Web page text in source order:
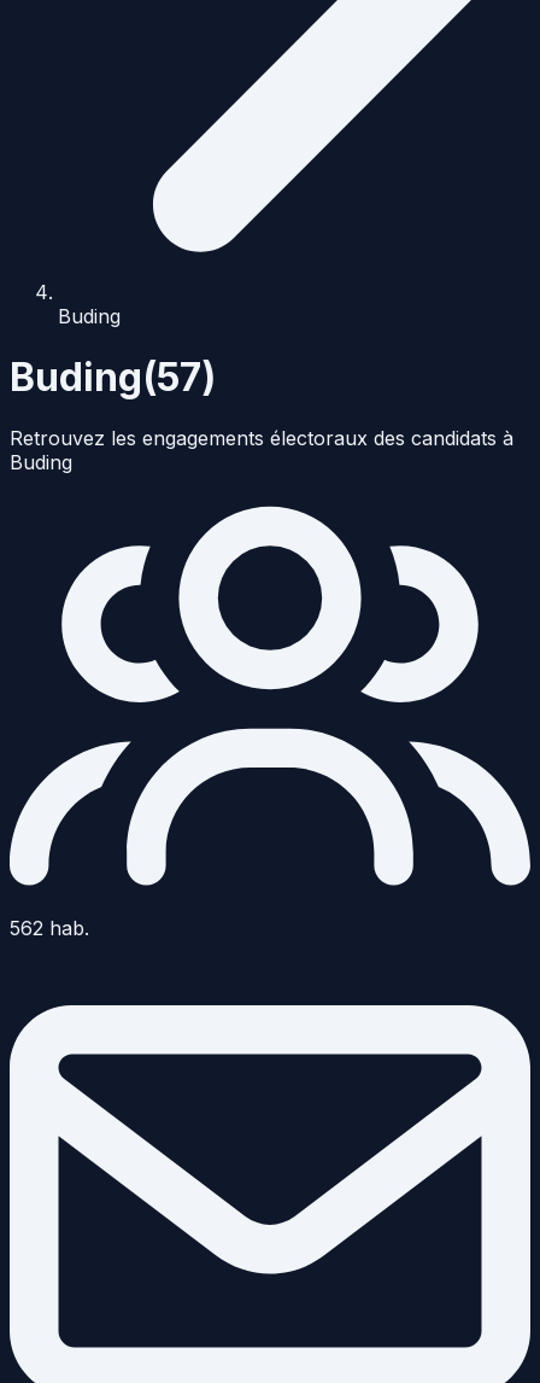
Buding
Buding(57)
Retrouvez les engagements électoraux des candidats à
Buding
562 hab.